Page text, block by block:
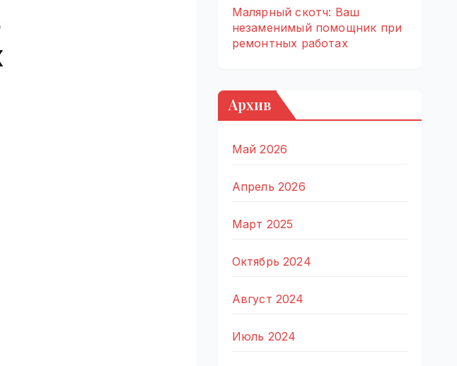
Малярный скотч: Ваш
незаменимый помощник при
ремонтных работах
Архив
Май 2026
Апрель 2026
Март 2025
Октябрь 2024
Август 2024
Июль 2024